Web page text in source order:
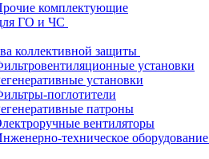
комплектующие
ГО и ЧС
коллективной защиты
установки
установки
поглотители
патроны
вентиляторы
техническое оборудование